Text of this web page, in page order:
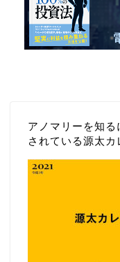
アノマリーを知
されている源太カ